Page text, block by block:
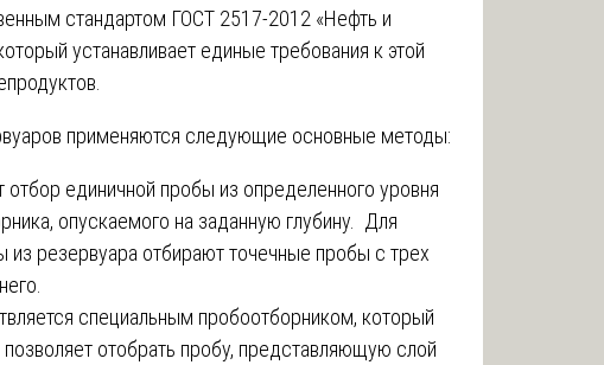
стандартом ГОСТ 2517-2012 «Нефть и
устанавливает единые требования к этой
применяются следующие основные методы:
отбор единичной пробы из определенного уровня
опускаемого на заданную глубину. Для
из резервуара отбирают точечные пробы с трех
специальным пробоотборником, который
отобрать пробу, представляющую слой